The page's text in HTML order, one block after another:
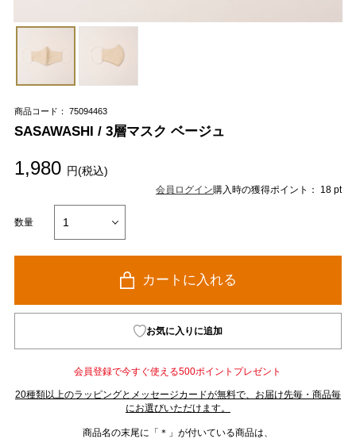
商品コード： 75094463
SASAWASHI / 3層マスク ベージュ
1,980 円(税込)
会員ログイン購入時の獲得ポイント： 18 pt
数量
カートに入れる
お気に入りに追加
会員登録で今すぐ使える500ポイントプレゼント
20種類以上のラッピングとメッセージカードが無料で、お届け先毎・商品毎
にお選びいただけます。
商品名の末尾に「＊」が付いている商品は、